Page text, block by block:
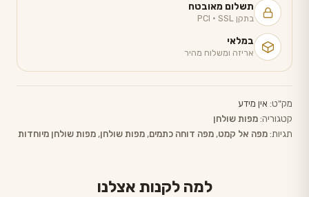
תשלום מאובטח
בתקן PCI · SSL
במלאי
אריזה ומשלוח מהיר
מק"ט: אין מידע
קטגוריה:מפות שולחן
תגיות:מפה אל קמט, מפה דוחה כתמים, מפות שולחן, מפות שולחן מיוחדות
למה לקנות אצלנו